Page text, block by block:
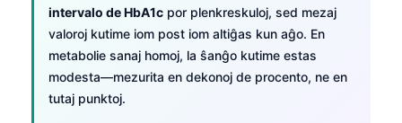
intervalo de HbA1c por plenkreskuloj, sed mezaj
valoroj kutime iom post iom altiĝas kun aĝo. En
metabolie sanaj homoj, la ŝanĝo kutime estas
modesta—mezurita en dekonoj de procento, ne en
tutaj punktoj.